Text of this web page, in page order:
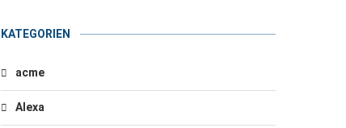
KATEGORIEN
acme
Alexa